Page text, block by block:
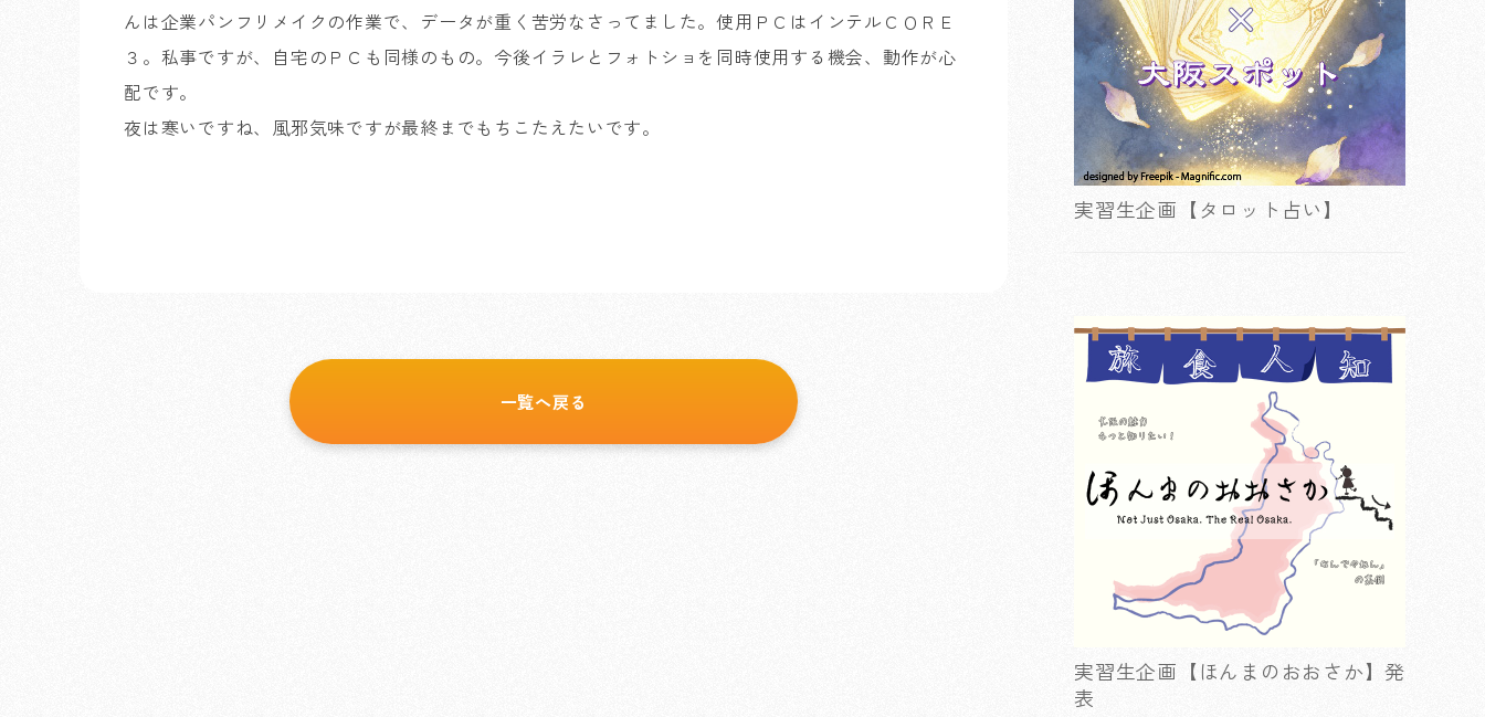
んは企業パンフリメイクの作業で、データが重く苦労なさってました。使用ＰＣはインテルＣＯＲＥ
３。私事ですが、自宅のＰＣも同様のもの。今後イラレとフォトショを同時使用する機会、動作が心
配です。
夜は寒いですね、風邪気味ですが最終までもちこたえたいです。
一覧へ戻る
実習生企画【タロット占い】
実習生企画【ほんまのおおさか】発
表